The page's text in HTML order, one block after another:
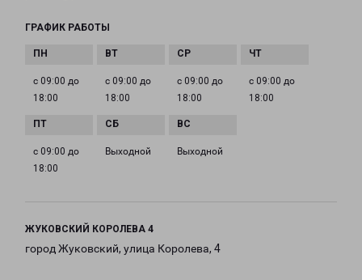
ГРАФИК РАБОТЫ
с 09:00 до
18:00
с 09:00 до
18:00
с 09:00 до
18:00
с 09:00 до
18:00
с 09:00 до
18:00
Выходной Выходной
ЖУКОВСКИЙ КОРОЛЕВА 4
город Жуковский, улица Королева, 4